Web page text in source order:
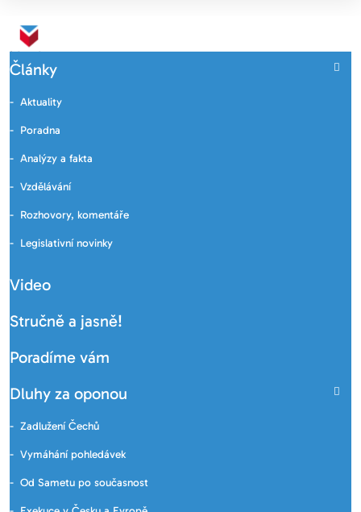
Články
Aktuality
Poradna
Analýzy a fakta
Vzdělávání
Rozhovory, komentáře
Legislativní novinky
Video
Stručně a jasně!
Poradíme vám
Dluhy za oponou
Zadlužení Čechů
Vymáhání pohledávek
Od Sametu po současnost